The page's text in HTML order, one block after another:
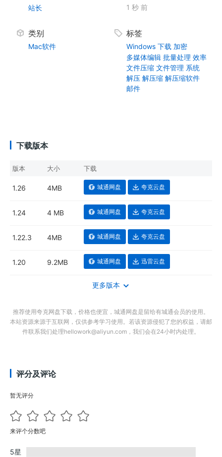
站长 1 秒 前
类别
Mac软件
标签
Windows 下载 加密
多媒体编辑 批量处理 效率
文件压缩 文件管理 系统
解压 解压缩 解压缩软件
邮件
下载版本
版本 大小 下载
1.26 4MB 城通网盘 夸克云盘
1.24 4 MB 城通网盘 夸克云盘
1.22.3 4MB 城通网盘 夸克云盘
1.20 9.2MB 城通网盘 迅雷云盘
更多版本
推荐使用夸克网盘下载，价格也便宜，城通网盘是留给有城通会员的使用。
本站资源来源于互联网，仅供参考学习使用。若该资源侵犯了您的权益，请邮
件联系我们处理hellowork@aliyun.com，我们会在24小时内处理。
评分及评论
暂无评分
来评个分数吧
5星